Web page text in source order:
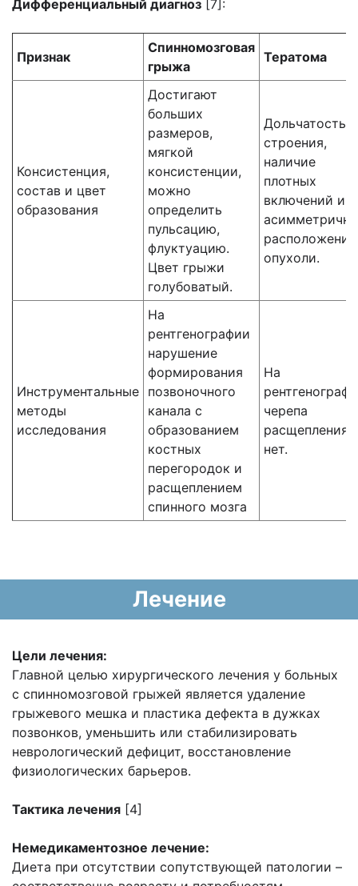
Дифференциальный диагноз [7]:
Признак
Спинномозговая
грыжа
Тератома
Консистенция,
состав и цвет
образования
Достигают
больших
размеров,
мягкой
консистенции,
можно
определить
пульсацию,
флуктуацию.
Цвет грыжи
голубоватый.
Дольчатость
строения,
наличие
плотных
включений и
расположение
опухоли.
Инструментальные
методы
исследования
На
рентгенографии
нарушение
формирования
позвоночного
канала с
образованием
костных
перегородок и
расщеплением
спинного мозга
На
черепа
расщепления
нет.
Лечение
Цели лечения:
Главной целью хирургического лечения у больных
с спинномозговой грыжей является удаление
грыжевого мешка и пластика дефекта в дужках
позвонков, уменьшить или стабилизировать
неврологический дефицит, восстановление
физиологических барьеров.
Тактика лечения [4]
Немедикаментозное лечение:
Диета при отсутствии сопутствующей патологии –